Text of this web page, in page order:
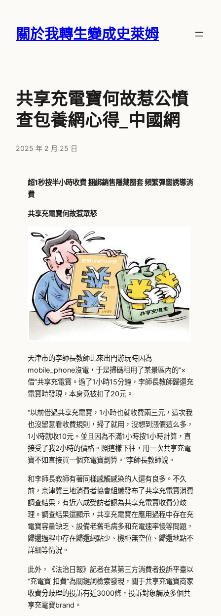
關於我轉生變成史萊姆
共享充電寶何故惹公憤
查包養網心得_中國網
2025 年 2 月 25 日
超1秒按半小時收費 捆綁銷售隱藏圈套 頻繁彈窗誘導消
費
共享充電寶何故惹眾怒
天津市的李師長教師比來出門游玩時因為
mobile_phone沒電，于是掃碼租用了某景區內的“×
借”共享充電寶。過了1小時15分鐘，李師長教師歸還充
電寶時發現，本身竟被扣了20元。
“以前借過共享充電寶，1小時也就收費兩三元，這次我
也沒留意看收費規則，掃了就用，沒想到漲價這么多，
1小時就收10元。並且因為不滿1小時按1小時計算，直
接受了我2小時的價格。照這樣下往，用一次共享充電
寶不如直接買一個充電寶劃算。”李師長教師說。
和李師長教師有著同樣感觸感染的人還有良多。不久
前，京津冀三地消費者協會組織發布了共享充電寶消費
調查結果，有近六成受訪者認為共享充電寶收費分歧
理。調查結果還顯示，共享充電寶在應用過程中存在充
電寶容量缺乏、設備老舊毛病多和充電速率慢等問題，
歸還過程中存在歸還網點少、機柜無空位、歸還地點不
詳細等情況。
此外，《法治日報》記者在某第三方消費者投訴平臺以
“充電寶 扣費”為關鍵詞檢索發現，關于共享充電寶商家
收費分歧理的投訴有近3000條，投訴對象觸及多個共
享充電寶brand。